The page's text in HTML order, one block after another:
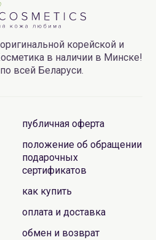
корейской и
в наличии в Минске!
всей Беларуси.
публичная оферта
положение об обращении
подарочных
сертификатов
как купить
оплата и доставка
обмен и возврат